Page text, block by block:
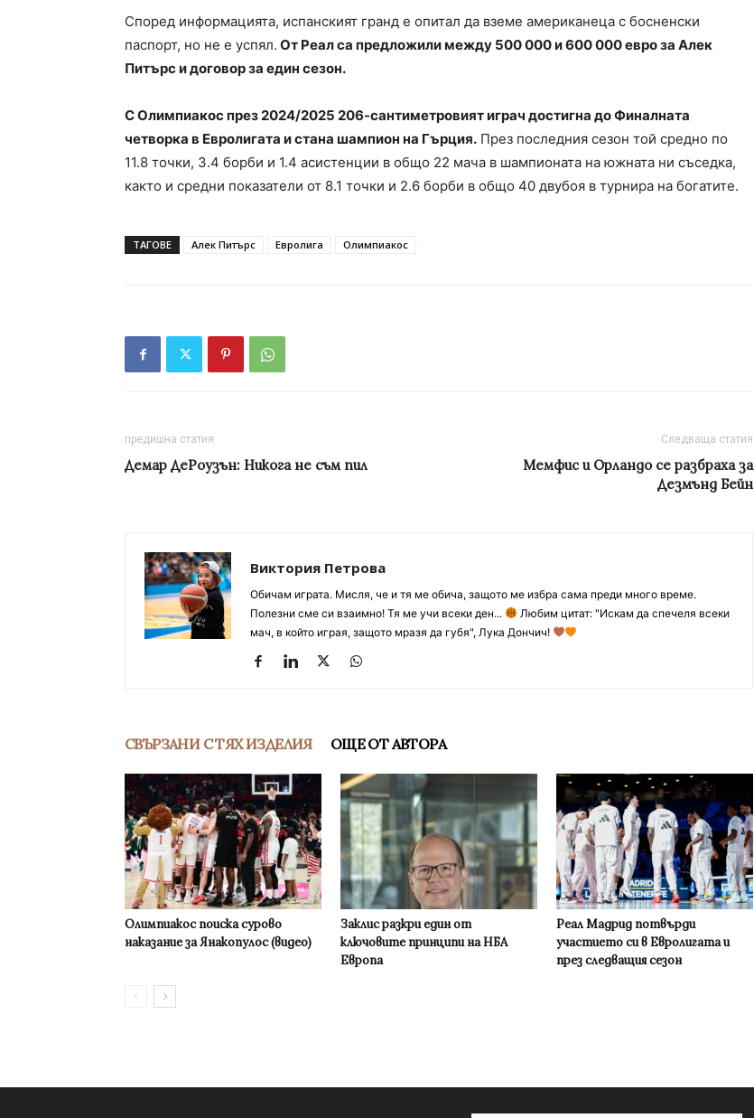
Според информацията, испанският гранд е опитал да вземе американеца с босненски
паспорт, но не е успял. От Реал са предложили между 500 000 и 600 000 евро за Алек
Питърс и договор за един сезон.
С Олимпиакос през 2024/2025 206-сантиметровият играч достигна до Финалната
четворка в Евролигата и стана шампион на Гърция. През последния сезон той средно по
11.8 точки, 3.4 борби и 1.4 асистенции в общо 22 мача в шампионата на южната ни съседка,
както и средни показатели от 8.1 точки и 2.6 борби в общо 40 двубоя в турнира на богатите.
ТАГОВЕ Алек Питърс Евролига Олимпиакос
предишна статия
Демар ДеРоузън: Никога не съм пил
Следваща статия
Мемфис и Орландо се разбраха за
Дезмънд Бейн
Виктория Петрова
Обичам играта. Мисля, че и тя ме обича, защото ме избра сама преди много време.
Полезни сме си взаимно! Тя ме учи всеки ден...
Любим цитат: "Искам да спечеля всеки
мач, в който играя, защото мразя да губя", Лука Дончич!
СВЪРЗАНИ С ТЯХ ИЗДЕЛИЯ ОЩЕ ОТ АВТОРА
Олимпиакос поиска сурово
наказание за Янакопулос (видео)
Заклис разкри един от
ключовите принципи на НБА
Европа
Реал Мадрид потвърди
участието си в Евролигата и
през следващия сезон